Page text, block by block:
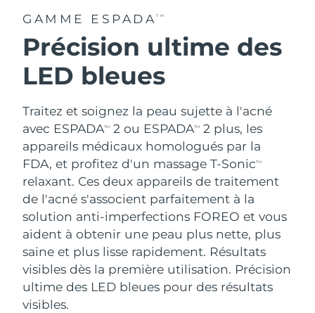
GAMME ESPADATM
Précision ultime des
LED bleues
Traitez et soignez la peau sujette à l'acné
avec ESPADATM 2 ou ESPADATM
2 plus, les
appareils médicaux homologués par la
FDA, et profitez d'un massage T-SonicTM
relaxant. Ces deux appareils de traitement
de l'acné s'associent parfaitement à la
solution anti-imperfections FOREO et vous
aident à obtenir une peau plus nette, plus
saine et plus lisse rapidement. Résultats
visibles dès la première utilisation. Précision
ultime des LED bleues pour des résultats
visibles.